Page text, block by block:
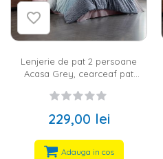
Lenjerie de pat 2 persoane
Acasa Grey, cearceaf pat
200x220 cm, 2 fete perna 50x70
multicolor
229,00 lei
Adauga in cos